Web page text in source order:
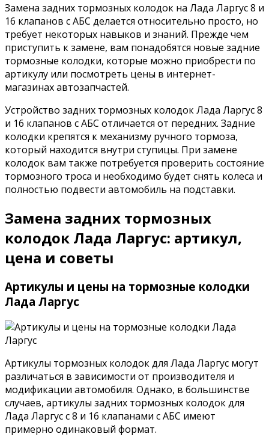
Замена задних тормозных колодок на Лада Ларгус 8 и
16 клапанов с АБС делается относительно просто, но
требует некоторых навыков и знаний. Прежде чем
приступить к замене, вам понадобятся новые задние
тормозные колодки, которые можно приобрести по
артикулу или посмотреть цены в интернет-
магазинах автозапчастей.
Устройство задних тормозных колодок Лада Ларгус 8
и 16 клапанов с АБС отличается от передних. Задние
колодки крепятся к механизму ручного тормоза,
который находится внутри ступицы. При замене
колодок вам также потребуется проверить состояние
тормозного троса и необходимо будет снять колеса и
полностью подвести автомобиль на подставки.
Замена задних тормозных
колодок Лада Ларгус: артикул,
цена и советы
Артикулы и цены на тормозные колодки
Лада Ларгус
Артикулы тормозных колодок для Лада Ларгус могут
различаться в зависимости от производителя и
модификации автомобиля. Однако, в большинстве
случаев, артикулы задних тормозных колодок для
Лада Ларгус с 8 и 16 клапанами с АБС имеют
примерно одинаковый формат.